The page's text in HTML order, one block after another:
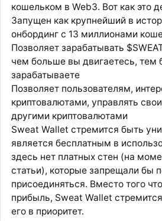
кошельком в Web3. Вот как это
Запущен как крупнейший в
онбординг с 13 миллионами
Позволяет зарабатывать
чем больше вы двигаетесь, тем
зарабатываете
Позволяет пользователям,
криптовалютами, управлять
другими криптовалютами
Sweat Wallet стремится быть
является бесплатным в
здесь нет платных стен (на
статьи), которые запрещали бы
присоединяться. Вместо того
прибыль, Sweat Wallet
его в приоритет.